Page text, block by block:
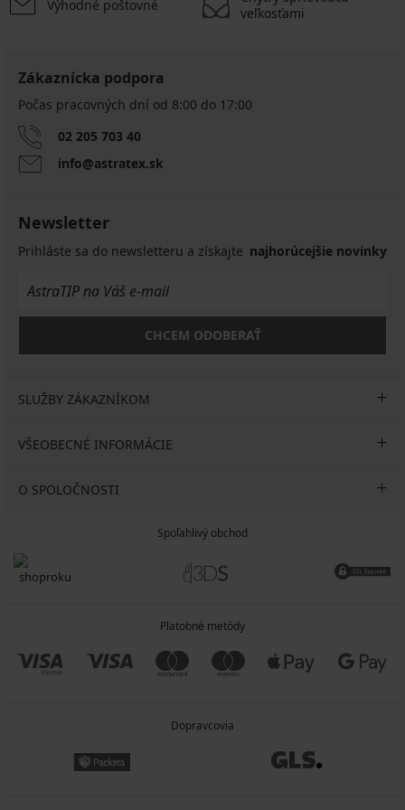
Výhodné poštovné
veľkosťami
Zákaznícka podpora
Počas pracovných dní od 8:00 do 17:00
02 205 703 40
info@astratex.sk
Newsletter
Prihláste sa do newsletteru a získajte najhorúcejšie novinky
CHCEM ODOBERAŤ
SLUŽBY ZÁKAZNÍKOM
VŠEOBECNÉ INFORMÁCIE
O SPOLOČNOSTI
Spoľahlivý obchod
Platobné metódy
Dopravcovia